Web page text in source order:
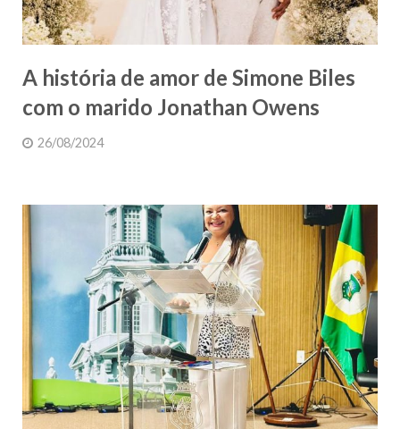
A história de amor de Simone Biles
com o marido Jonathan Owens
26/08/2024